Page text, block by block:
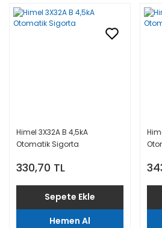
Himel 3X32A B 4,5kA
Otomatik Sigorta
330,70 TL
Sepete Ekle
Hemen Al